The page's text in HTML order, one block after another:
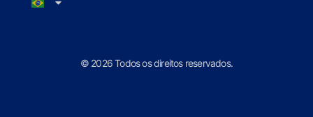
© 2026 Todos os direitos reservados.